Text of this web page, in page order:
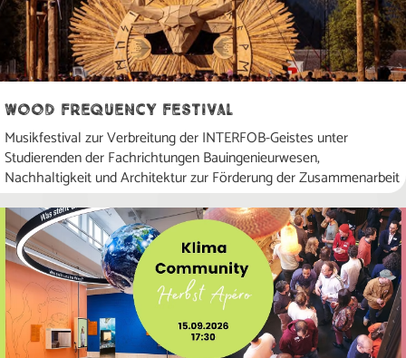
Wood Frequency Festival
Musikfestival zur Verbreitung der INTERFOB-Geistes unter
Studierenden der Fachrichtungen Bauingenieurwesen,
Nachhaltigkeit und Architektur zur Förderung der Zusammenarbeit